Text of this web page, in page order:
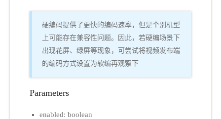
硬编码提供了更快的编码速率，但是个别机型
上可能存在兼容性问题。因此，若硬编场景下
出现花屏、绿屏等现象，可尝试将视频发布端
的编码方式设置为软编再观察下
Parameters
enabled: boolean